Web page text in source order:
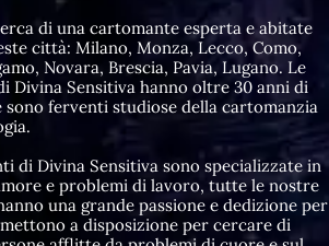
di una cartomante esperta e abitate
città: Milano, Monza, Lecco, Como,
Novara, Brescia, Pavia, Lugano. Le
Divina Sensitiva hanno oltre 30 anni di
sono ferventi studiose della cartomanzia
di Divina Sensitiva sono specializzate in
e problemi di lavoro, tutte le nostre
una grande passione e dedizione per
a disposizione per cercare di